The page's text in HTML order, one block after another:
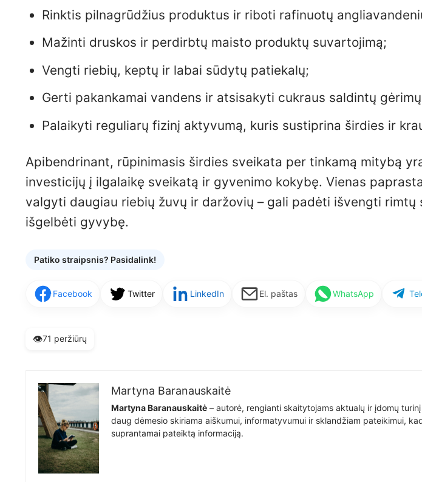
Rinktis pilnagrūdžius produktus ir riboti rafinuotų
Mažinti druskos ir perdirbtų maisto produktų suvartojimą;
Vengti riebių, keptų ir labai sūdytų patiekalų;
Gerti pakankamai vandens ir atsisakyti cukraus saldintų
Palaikyti reguliarų fizinį aktyvumą, kuris sustiprina širdies ir
Apibendrinant, rūpinimasis širdies sveikata per tinkamą mitybą
investicijų į ilgalaikę sveikatą ir gyvenimo kokybę. Vienas
valgyti daugiau riebių žuvų ir daržovių – gali padėti išvengti rimtų
išgelbėti gyvybę.
Patiko straipsnis? Pasidalink!
Facebook Twitter LinkedIn El. paštas WhatsApp
👁️71 peržiūrų
Martyna Baranauskaitė
Martyna Baranauskaitė – autorė, rengianti skaitytojams aktualų ir įdomų
daug dėmesio skiriama aiškumui, informatyvumui ir sklandžiam pateikimui,
suprantamai pateiktą informaciją.